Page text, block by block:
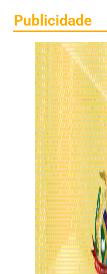
Publicidade